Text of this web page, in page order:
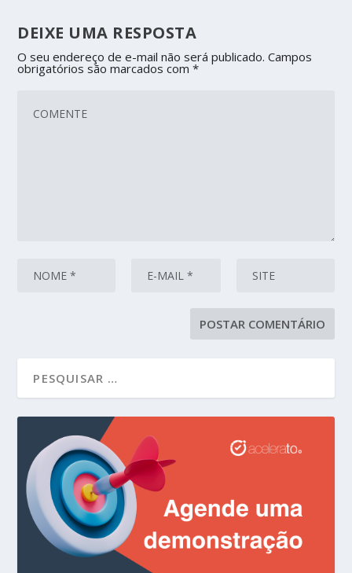
DEIXE UMA RESPOSTA
O seu endereço de e-mail não será publicado. Campos
obrigatórios são marcados com*